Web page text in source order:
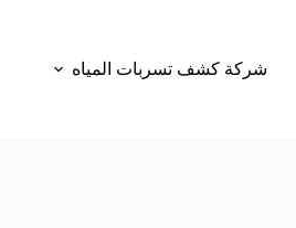
شركة كشف تسربات المياه